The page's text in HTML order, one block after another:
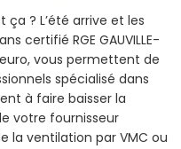
ça ? L’été arrive et les
certifié RGE GAUVILLE-
euro, vous permettent de
spécialisé dans
à faire baisser la
votre fournisseur
la ventilation par VMC ou